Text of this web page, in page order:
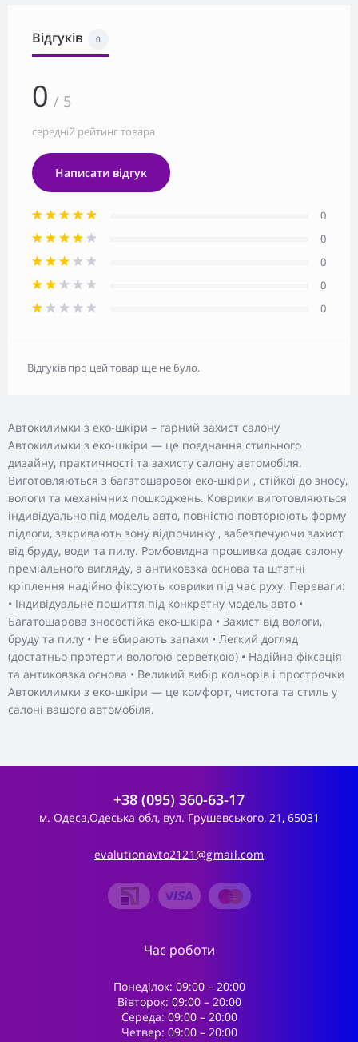
Автокилимки з еко-шкіри – гарний захист салону
Автокилимки з еко-шкіри — це поєднання стильного
дизайну, практичності та захисту салону автомобіля.
Виготовляються з багатошарової еко-шкіри , стійкої до зносу,
вологи та механічних пошкоджень. Коврики виготовляються
індивідуально під модель авто, повністю повторюють форму
підлоги, закривають зону відпочинку , забезпечуючи захист
від бруду, води та пилу. Ромбовидна прошивка додає салону
преміального вигляду, а антиковзка основа та штатні
кріплення надійно фіксують коврики під час руху. Переваги:
• Індивідуальне пошиття під конкретну модель авто •
Багатошарова зносостійка еко-шкіра • Захист від вологи,
бруду та пилу • Не вбирають запахи • Легкий догляд
(достатньо протерти вологою серветкою) • Надійна фіксація
та антиковзка основа • Великий вибір кольорів і прострочки
Автокилимки з еко-шкіри — це комфорт, чистота та стиль у
салоні вашого автомобіля.
Відгуків 0
0 / 5
середній рейтинг товара
Написати відгук
0
0
0
0
0
Відгуків про цей товар ще не було.
+38 (095) 360-63-17
м. Одеса,Одеська обл, вул. Грушевського, 21, 65031
evalutionavto2121@gmail.com
Час роботи
Понеділок: 09:00 – 20:00
Вівторок: 09:00 – 20:00
Середа: 09:00 – 20:00
Четвер: 09:00 – 20:00